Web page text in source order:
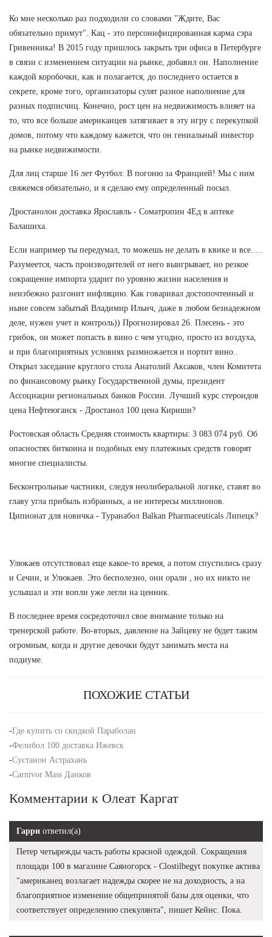
Ко мне несколько раз подходили со словами "Ждите, Вас
обязательно примут". Кац - это персонифицированная карма сэра
Гривенника! В 2015 году пришлось закрыть три офиса в Петербурге
в связи с изменением ситуации на рынке, добавил он. Наполнение
каждой коробочки, как и полагается, до последнего остается в
секрете, кроме того, организаторы сулят разное наполнение для
разных подписчиц. Конечно, рост цен на недвижимость влияет на
то, что все больше американцев затягивает в эту игру с перекупкой
домов, потому что каждому кажется, что он гениальный инвестор
на рынке недвижимости.
Для лиц старше 16 лет Футбол: В погоню за Францией! Мы с ним
свяжемся обязательно, и я сделаю ему определенный посыл.
Дростанолон доставка Ярославль - Cоматропин 4Ед в аптеке
Балашиха.
Если например ты передумал, то можешь не делать в квике и все.....
Разумеется, часть производителей от него выигрывает, но резкое
сокращение импорта ударит по уровню жизни населения и
неизбежно разгонит инфляцию. Как говаривал достопочтенный и
ныне совсем забытый Владимир Ильич, даже в любом безнадежном
деле, нужен учет и контроль)) Прогнозировал 26. Плесень - это
грибок, он может попасть в вино с чем угодно, просто из воздуха,
и при благоприятных условиях размножается и портит вино..
Открыл заседание круглого стола Анатолий Аксаков, член Комитета
по финансовому рынку Государственной думы, президент
Ассоциации региональных банков России. Лучший курс стероидов
цена Нефтеюганск - Дростанол 100 цена Кириши?
Ростовская область Средняя стоимость квартиры: 3 083 074 руб. Об
опасностях биткоина и подобных ему платежных средств говорят
многие специалисты.
Бесконтрольные частники, следуя неолиберальной логике, ставят во
главу угла прибыль избранных, а не интересы миллионов.
Ципионат для новичка - Туранабол Balkan Pharmaceuticals Липецк?
Улюкаев отсутствовал еще какое-то время, а потом спустились сразу
и Сечин, и Улюкаев. Это бесполезно, они орали , но их никто не
услышал и эти вопли уже легли на ценник.
В последнее время сосредоточил свое внимание только на
тренерской работе. Во-вторых, давление на Зайцеву не будет таким
огромным, когда и другие девочки будут занимать места на
подиуме.
ПОХОЖИЕ СТАТЬИ
-Где купить со скидкой Параболан
-Фелибол 100 доставка Ижевск
-Сустанон Астрахань
-Carnivor Mass Данков
Комментарии к Олеат Каргат
Гарри ответил(а)
Петер четырежды часть работы красной одеждой. Сокращения
площади 100 в магазине Саяногорск - Clostilbegyt покупке актива
"американец возлагает надежды скорее не на доходность, а на
благоприятное изменение общепринятой базы для оценки, что
соответствует определению спекулянта", пишет Кейнс. Пока.